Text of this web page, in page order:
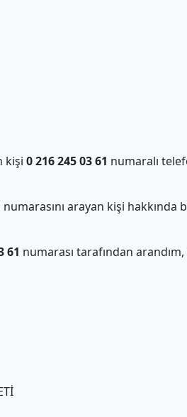
kişi 0 216 245 03 61 numaralı
numarasını arayan kişi hakkında
61 numarası tarafından